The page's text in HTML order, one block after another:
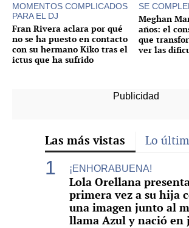
MOMENTOS COMPLICADOS
PARA EL DJ
Fran Rivera aclara por qué
no se ha puesto en contacto
con su hermano Kiko tras el
ictus que ha sufrido
SE
Meghan
años: el
que
ver las
Las más vistas Lo
¡ENHORABUENA!
Lola Orellana
primera vez a su hija
una imagen junto al
llama Azul y nació en